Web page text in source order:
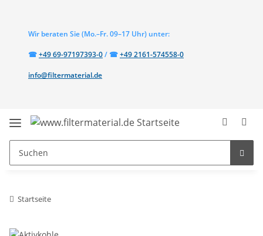
Wir beraten Sie(Mo.–Fr. 09–17 Uhr) unter:
☎Telefon:
+49 69-97197393-0/ ☎Telefon:
+49 2161-574558-0
info@filtermaterial.de
Startseite